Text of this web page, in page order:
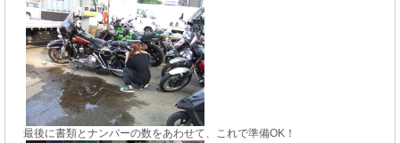
最後に書類とナンバーの数をあわせて、これで準備OK！